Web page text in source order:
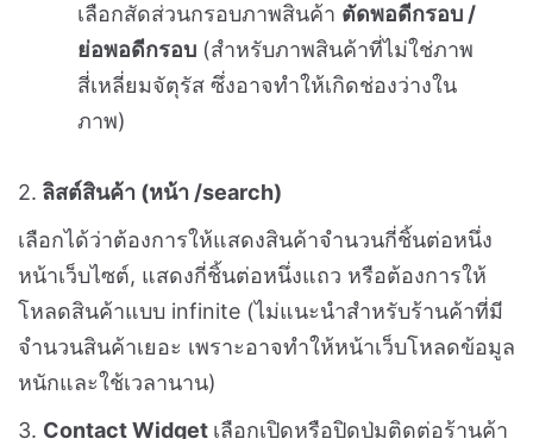
เลือกสัดส่วนกรอบภาพสินค้า ตัดพอดีกรอบ /
ย่อพอดีกรอบ (สำหรับภาพสินค้าที่ไม่ใช่ภาพ
สี่เหลี่ยมจัตุรัส ซึ่งอาจทำให้เกิดช่องว่างใน
ภาพ)
2. ลิสต์สินค้า (หน้า /search)
เลือกได้ว่าต้องการให้แสดงสินค้าจำนวนกี่ชิ้นต่อหนึ่ง
หน้าเว็บไซต์, แสดงกี่ชิ้นต่อหนึ่งแถว หรือต้องการให้
โหลดสินค้าแบบ infinite (ไม่แนะนำสำหรับร้านค้าที่มี
จำนวนสินค้าเยอะ เพราะอาจทำให้หน้าเว็บโหลดข้อมูล
หนักและใช้เวลานาน)
3. Contact Widget เลือกเปิดหรือปิดปุ่มติดต่อร้านค้า